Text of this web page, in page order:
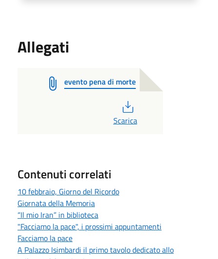
Allegati
evento pena di morte
Scarica
Contenuti correlati
10 febbraio, Giorno del Ricordo
Giornata della Memoria
“Il mio Iran” in biblioteca
"Facciamo la pace", i prossimi appuntamenti
Facciamo la pace
A Palazzo Isimbardi il primo tavolo dedicato allo